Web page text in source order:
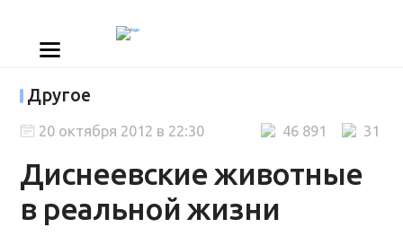
Другое
Диснеевские животные
в реальной жизни
31
46 891
20 октября 2012 в 22:30